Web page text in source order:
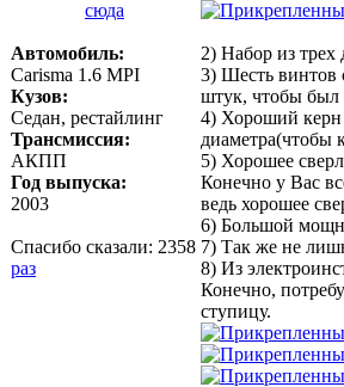
Автомобиль:
Carisma 1.6 MPI
Кузов:
Седан, рестайлинг
Трансмиссия:
АКПП
Год выпуска:
2003
Спасибо сказали: 2358
раз
2) Набор из трех
3) Шесть винтов
штук, чтобы был
4) Хороший керн
диаметра(чтобы
5) Хорошее
Конечно у Вас
ведь хорошее
6) Большой
7) Так же не
8) Из
Конечно,
ступицу.